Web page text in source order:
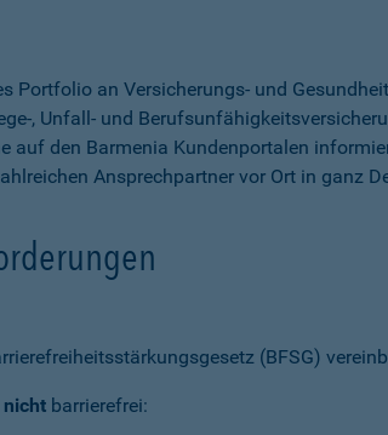
Portfolio an Versicherungs- und
, Unfall- und
auf den Barmenia Kundenportalen
Ansprechpartner vor Ort in ganz
(BFSG)
nicht barrierefrei: